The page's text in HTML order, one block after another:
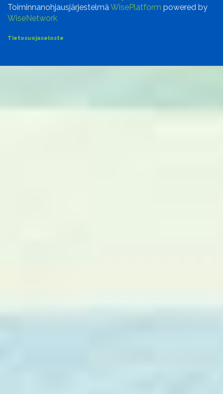
ToiminnanohjausjärjestelmäWisePlatform powered by
WiseNetwork
Tietosuojaseloste